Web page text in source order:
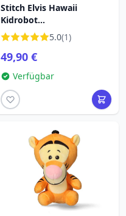
Stitch Elvis Hawaii
Kidrobot
Vibrationsplüschtier 40cm
- Disney Lilo & Stitch
5.0(1)
49,90 €
Verfügbar